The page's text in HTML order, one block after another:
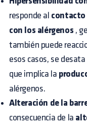
responde al contacto
con los alérgenos ,
también puede
esos casos, se desata
que implica la
alérgenos.
Alteración de la
consecuencia de la